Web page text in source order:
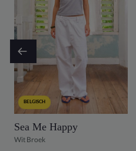
BELGISCH
Sea Me Happy
Wit Broek